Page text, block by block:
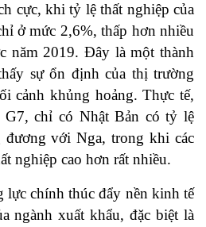
cực, khi tỷ lệ thất nghiệp của
ở mức 2,6%, thấp hơn nhiều
năm 2019. Đây là một thành
sự ổn định của thị trường
cảnh khủng hoảng. Thực tế,
G7, chỉ có Nhật Bản có tỷ lệ
đương với Nga, trong khi các
nghiệp cao hơn rất nhiều.
chính thúc đẩy nền kinh tế
ngành xuất khẩu, đặc biệt là